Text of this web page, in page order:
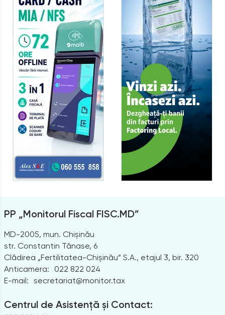
PP „Monitorul Fiscal FISC.MD”
MD-2005, mun. Chișinău
str. Constantin Tănase, 6
Clădirea „Fertilitatea-Chișinău” S.A., etajul 3, bir. 320
Anticamera:
022 822 024
E-mail: secretariat@monitor.tax
Centrul de Asistență și Contact: